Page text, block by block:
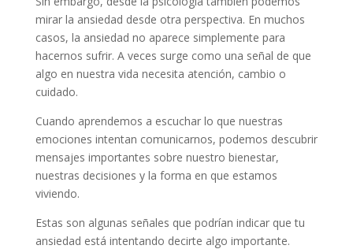
mirar la ansiedad desde otra perspectiva. En muchos
casos, la ansiedad no aparece simplemente para
hacernos sufrir. A veces surge como una señal de que
algo en nuestra vida necesita atención, cambio o
cuidado.
Cuando aprendemos a escuchar lo que nuestras
emociones intentan comunicarnos, podemos descubrir
mensajes importantes sobre nuestro bienestar,
nuestras decisiones y la forma en que estamos
viviendo.
Estas son algunas señales que podrían indicar que tu
ansiedad está intentando decirte algo importante.